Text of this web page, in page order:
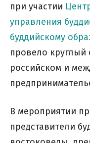
при участии
управления
буддийскому
провело круглый
российском и
В мероприятии
представители